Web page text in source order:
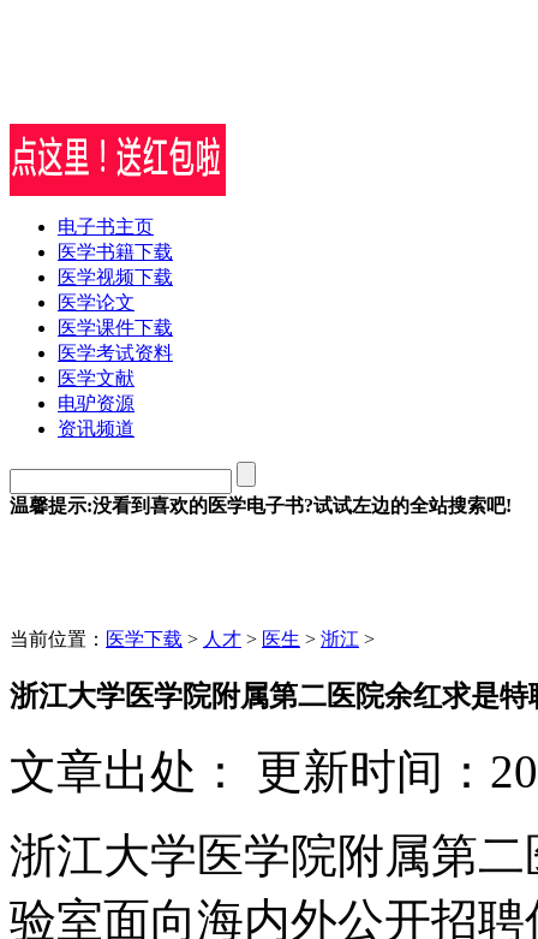
电子书主页
医学书籍下载
医学视频下载
医学论文
医学课件下载
医学考试资料
医学文献
电驴资源
资讯频道
温馨提示:没看到喜欢的医学电子书?试试左边的全站搜索吧!
当前位置： 医学下载 > 人才 > 医生 > 浙江 >
浙江大学医学院附属第二医院余红求是特
文章出处： 更新时间：
浙江大学医学院附属第
验室面向海内外公开招